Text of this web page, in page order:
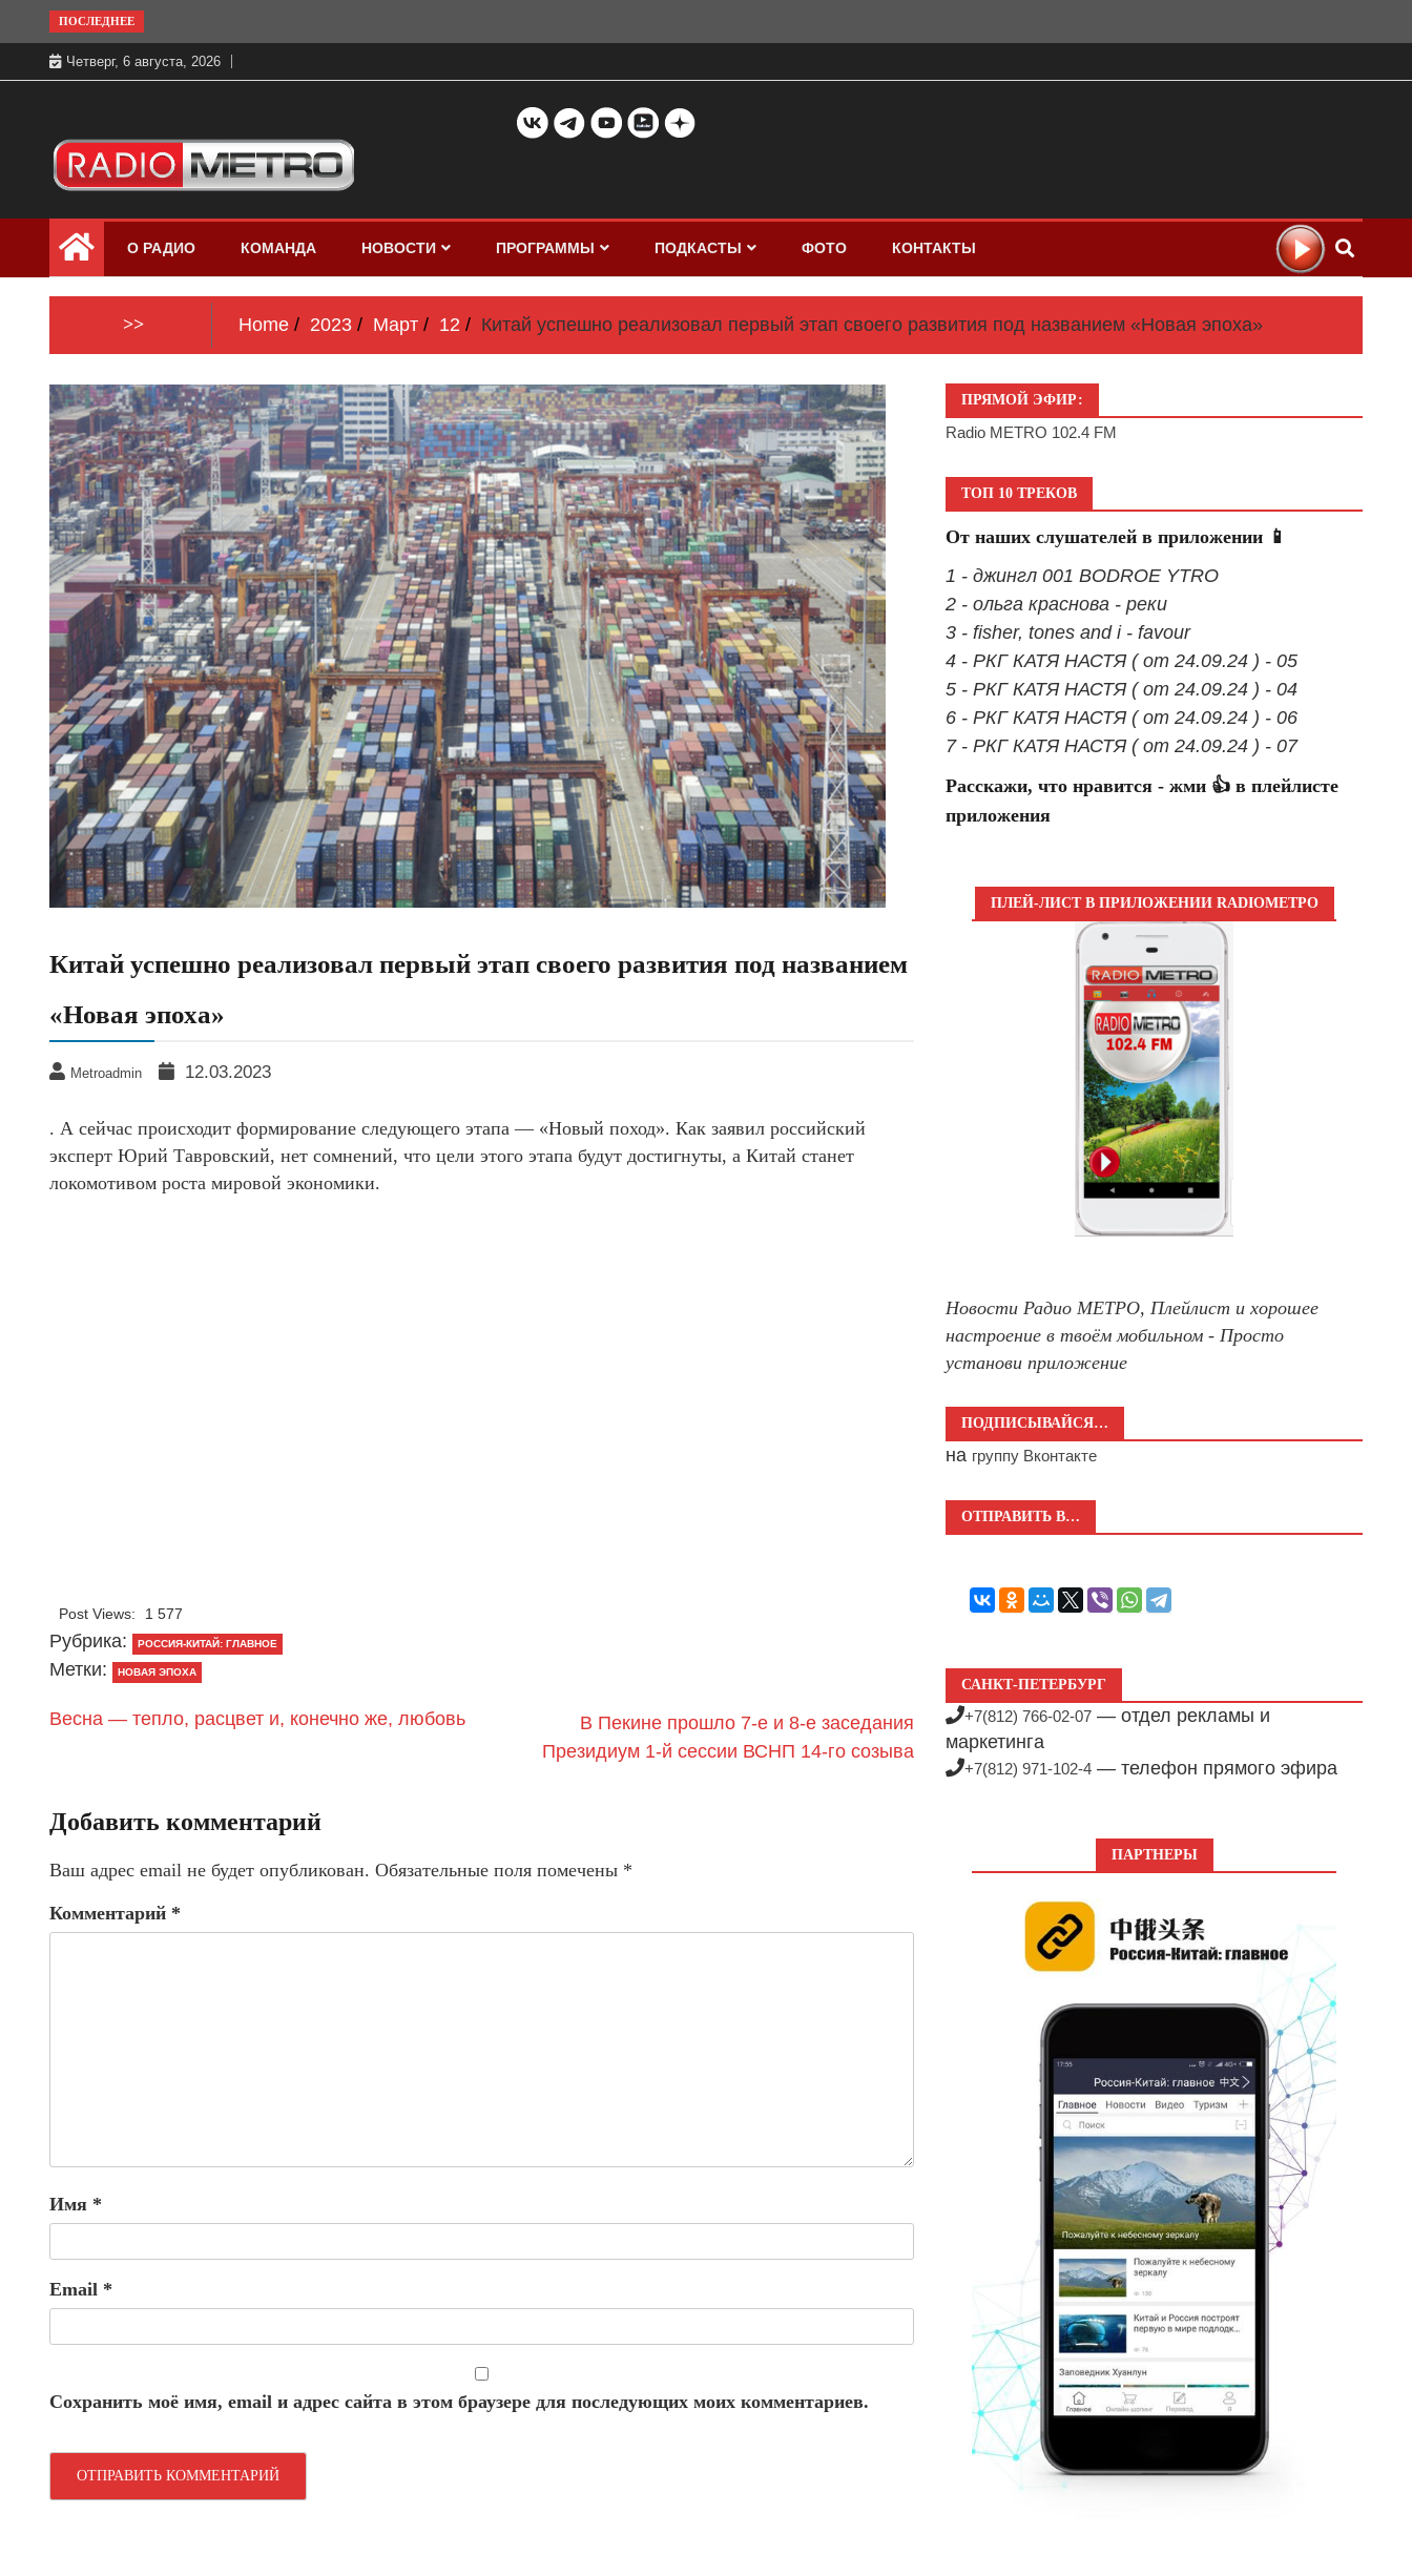
to
content
ПОСЛЕДНЕЕ
Четверг, 6 августа, 2026
Радио МЕТРО
бесплатно в хорошем качестве Санкт-
Петербург и Россия
О РАДИО КОМАНДА НОВОСТИ ПРОГРАММЫ ПОДКАСТЫ ФОТО КОНТАКТЫ
>> Home 2023 Март 12 Китай успешно реализовал первый этап своего развития под названием «Новая эпоха»
Китай успешно реализовал первый этап своего развития под названием
«Новая эпоха»
Metroadmin 12.03.2023
. А сейчас происходит формирование следующего этапа — «Новый поход». Как заявил российский
эксперт Юрий Тавровский, нет сомнений, что цели этого этапа будут достигнуты, а Китай станет
локомотивом роста мировой экономики.
Post Views: 1 577
Рубрика: РОССИЯ-КИТАЙ: ГЛАВНОЕ
Метки: НОВАЯ ЭПОХА
Весна — тепло, расцвет и, конечно же, любовь
В Пекине прошло 7-е и 8-е заседания
Президиум 1-й сессии ВСНП 14-го созыва
Добавить комментарий
Ваш адрес email не будет опубликован. Обязательные поля помечены *
Комментарий *
Имя *
Email *
Сохранить моё имя, email и адрес сайта в этом браузере для последующих моих комментариев.
ПРЯМОЙ ЭФИР:
Radio METRO 102.4 FM
ТОП 10 ТРЕКОВ
От наших слушателей в приложении 📱
1 - джингл 001 BODROE YTRO
2 - ольга краснова - реки
3 - fisher, tones and i - favour
4 - РКГ КАТЯ НАСТЯ ( от 24.09.24 ) - 05
5 - РКГ КАТЯ НАСТЯ ( от 24.09.24 ) - 04
6 - РКГ КАТЯ НАСТЯ ( от 24.09.24 ) - 06
7 - РКГ КАТЯ НАСТЯ ( от 24.09.24 ) - 07
Расскажи, что нравится - жми 👍 в плейлисте
приложения
ПЛЕЙ-ЛИСТ В ПРИЛОЖЕНИИ RADIOМЕТРО
Новости Радио МЕТРО, Плейлист и хорошее
настроение в твоём мобильном - Просто
установи приложение
ПОДПИСЫВАЙСЯ…
на группу Вконтакте
ОТПРАВИТЬ В…
САНКТ-ПЕТЕРБУРГ
+7(812) 766-02-07 — отдел рекламы и
маркетинга
+7(812) 971-102-4 — телефон прямого эфира
ПАРТНЕРЫ